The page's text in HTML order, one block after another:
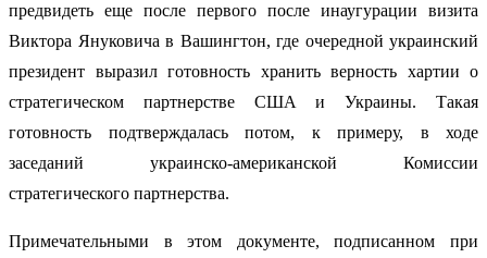
предвидеть еще после первого после инаугурации визита
Виктора Януковича в Вашингтон, где очередной украинский
президент выразил готовность хранить верность хартии о
стратегическом партнерстве США и Украины. Такая
готовность подтверждалась потом, к примеру, в ходе
заседаний украинско-американской Комиссии
стратегического партнерства.
Примечательными в этом документе, подписанном при